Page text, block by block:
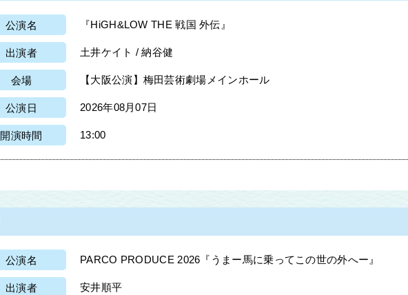
公演名 『HiGH&LOW THE 戦国 外伝』
出演者 土井ケイト / 納谷健
会場 【大阪公演】梅田芸術劇場メインホール
公演日 2026年08月07日
開演時間 13:00
公演名 PARCO PRODUCE 2026『うまー馬に乗ってこの世の外へー』
出演者 安井順平